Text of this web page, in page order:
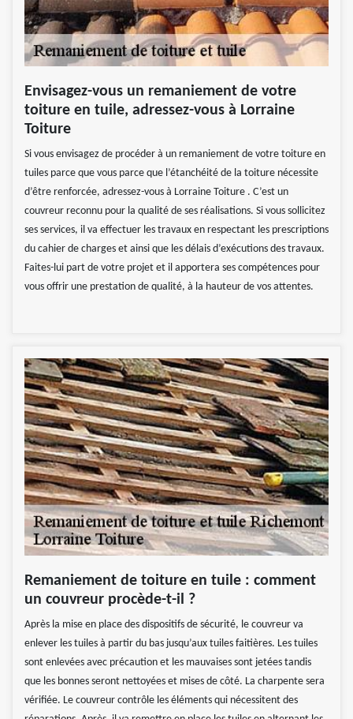
Envisagez-vous un remaniement de votre
toiture en tuile, adressez-vous à Lorraine
Toiture
Si vous envisagez de procéder à un remaniement de votre toiture en
tuiles parce que vous parce que l’étanchéité de la toiture nécessite
d’être renforcée, adressez-vous à Lorraine Toiture . C’est un
couvreur reconnu pour la qualité de ses réalisations. Si vous sollicitez
ses services, il va effectuer les travaux en respectant les prescriptions
du cahier de charges et ainsi que les délais d’exécutions des travaux.
Faites-lui part de votre projet et il apportera ses compétences pour
vous offrir une prestation de qualité, à la hauteur de vos attentes.
Remaniement de toiture en tuile : comment
un couvreur procède-t-il ?
Après la mise en place des dispositifs de sécurité, le couvreur va
enlever les tuiles à partir du bas jusqu’aux tuiles faitières. Les tuiles
sont enlevées avec précaution et les mauvaises sont jetées tandis
que les bonnes seront nettoyées et mises de côté. La charpente sera
vérifiée. Le couvreur contrôle les éléments qui nécessitent des